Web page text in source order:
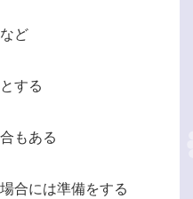
ど
する
もある
合には準備をする